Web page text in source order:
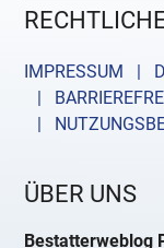
IMPRESSUM |
|
|
ÜBER UNS
Bestatterweblog